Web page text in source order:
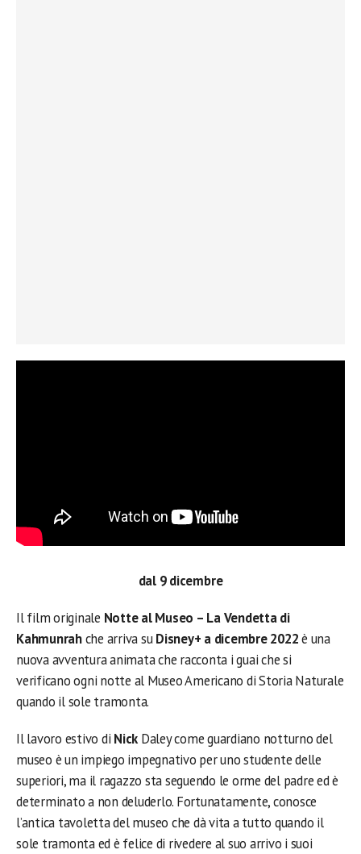
dal 9 dicembre
Il film originale Notte al Museo – La Vendetta di
Kahmunrahche arriva suDisney+ a dicembre 2022è una
nuova avventura animata che racconta i guai che si
verificano ogni notte al Museo Americano di Storia Naturale
quando il sole tramonta.
Il lavoro estivo di Nick Daley come guardiano notturno del
museo è un impiego impegnativo per uno studente delle
superiori, ma il ragazzo sta seguendo le orme del padre ed è
determinato a non deluderlo. Fortunatamente, conosce
l’antica tavoletta del museo che dà vita a tutto quando il
sole tramonta ed è felice di rivedere al suo arrivo i suoi